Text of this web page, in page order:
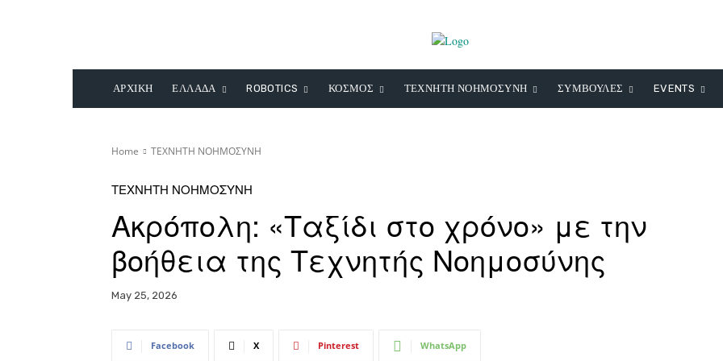
ΑΡΧΙΚΗ ΕΛΛΑΔΑ ROBOTICS ΚΟΣΜΟΣ ΤΕΧΝΗΤΗ ΝΟΗΜΟΣΥΝΗ ΣΥΜΒΟΥΛΕΣ EVENTS
Home ΤΕΧΝΗΤΗ ΝΟΗΜΟΣΥΝΗ
ΤΕΧΝΗΤΗ ΝΟΗΜΟΣΥΝΗ
Ακρόπολη: «Ταξίδι στο χρόνο» με την
βοήθεια της Τεχνητής Νοημοσύνης
May 25, 2026
Facebook X Pinterest WhatsApp